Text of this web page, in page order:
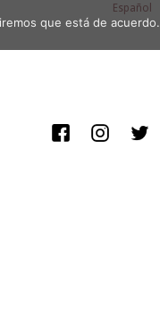
Español
que está de acuerdo.